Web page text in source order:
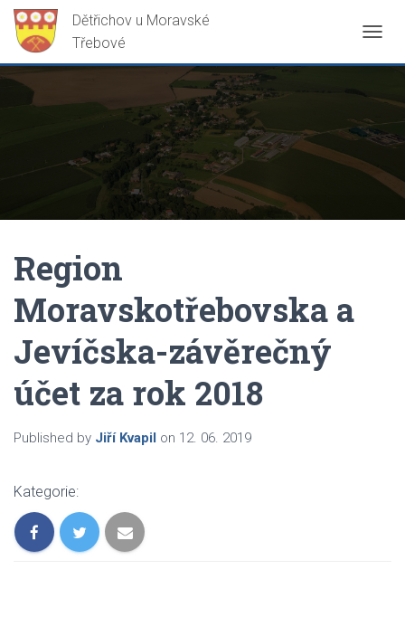
Ř
P
O
T
N
V
Region
Moravskotřebovska a
Jevíčska-závěrečný
účet za rok 2018
Published by Jiří Kvapil on 12. 06. 2019
Kategorie: